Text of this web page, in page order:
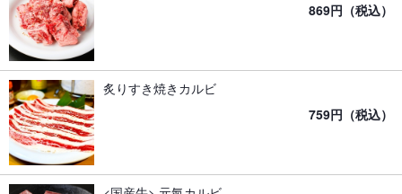
869円（税込）
炙りすき焼きカルビ
759円（税込）